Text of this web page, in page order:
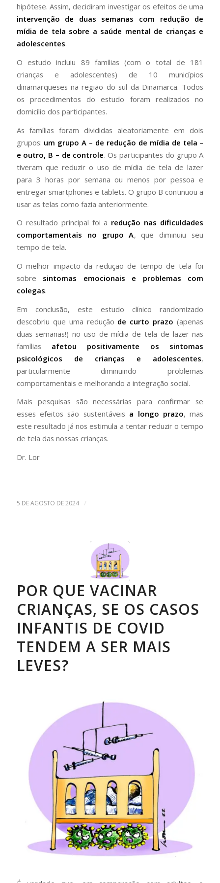
hipótese. Assim, decidiram investigar os efeitos de uma
intervenção de duas semanas com redução de
mídia de tela sobre a saúde mental de crianças e
adolescentes.
O estudo incluiu 89 famílias (com o total de 181
crianças e adolescentes) de 10 municípios
dinamarqueses na região do sul da Dinamarca. Todos
os procedimentos do estudo foram realizados no
domicílio dos participantes.
As famílias foram divididas aleatoriamente em dois
grupos: um grupo A – de redução de mídia de tela –
e outro, B – de controle. Os participantes do grupo A
tiveram que reduzir o uso de mídia de tela de lazer
para 3 horas por semana ou menos por pessoa e
entregar smartphones e tablets. O grupo B continuou a
usar as telas como fazia anteriormente.
O resultado principal foi a redução nas dificuldades
comportamentais no grupo A, que diminuiu seu
tempo de tela.
O melhor impacto da redução de tempo de tela foi
sobre sintomas emocionais e problemas com
colegas.
Em conclusão, este estudo clínico randomizado
descobriu que uma redução de curto prazo (apenas
duas semanas!) no uso de mídia de tela de lazer nas
famílias afetou positivamente os sintomas
psicológicos de crianças e adolescentes,
particularmente diminuindo problemas
comportamentais e melhorando a integração social.
Mais pesquisas são necessárias para confirmar se
esses efeitos são sustentáveis a longo prazo, mas
este resultado já nos estimula a tentar reduzir o tempo
de tela das nossas crianças.
Dr. Lor
5 DE AGOSTO DE 2024 /
POR QUE VACINAR
CRIANÇAS, SE OS CASOS
INFANTIS DE COVID
TENDEM A SER MAIS
LEVES?